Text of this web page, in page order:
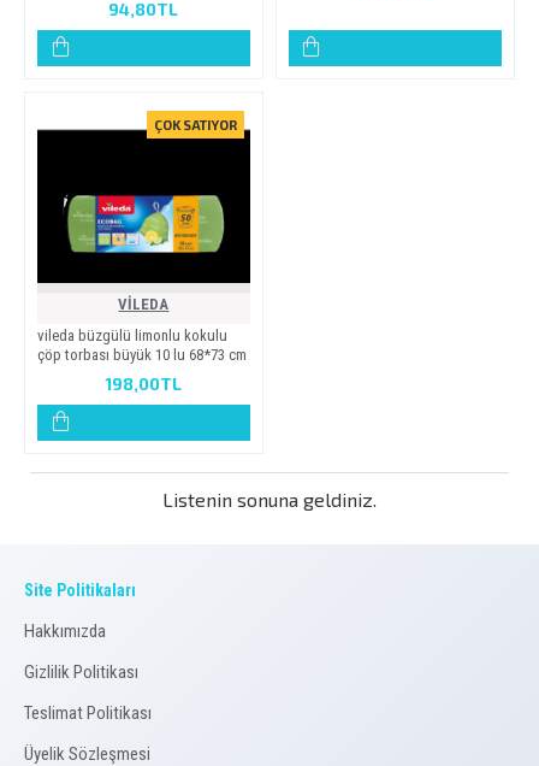
94,80TL
ÇOK SATIYOR
VİLEDA
vi̇leda büzgülü li̇monlu kokulu
çöp torbasi büyük 10 lu 68*73 cm
198,00TL
Listenin sonuna geldiniz.
Site Politikaları
Hakkımızda
Gizlilik Politikası
Teslimat Politikası
Üyelik Sözleşmesi